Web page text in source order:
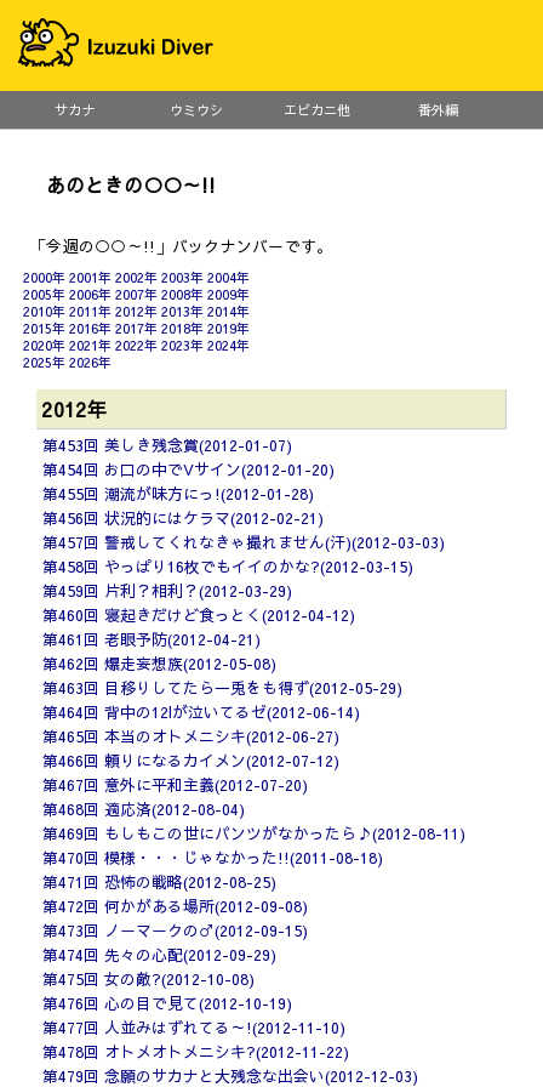
サカナ ウミウシ エビカニ他 番外編
あのときの○○～!!
「今週の○○～!!」バックナンバーです。
2000年 2001年 2002年 2003年 2004年
2005年 2006年 2007年 2008年 2009年
2010年 2011年 2012年 2013年 2014年
2015年 2016年 2017年 2018年 2019年
2020年 2021年 2022年 2023年 2024年
2025年 2026年
2012年
第453回 美しき残念賞(2012-01-07)
第454回 お口の中でVサイン(2012-01-20)
第455回 潮流が味方にっ!(2012-01-28)
第456回 状況的にはケラマ(2012-02-21)
第457回 警戒してくれなきゃ撮れません(汗)(2012-03-03)
第458回 やっぱり16枚でもイイのかな?(2012-03-15)
第459回 片利？相利？(2012-03-29)
第460回 寝起きだけど食っとく(2012-04-12)
第461回 老眼予防(2012-04-21)
第462回 爆走妄想族(2012-05-08)
第463回 目移りしてたら一兎をも得ず(2012-05-29)
第464回 背中の12lが泣いてるゼ(2012-06-14)
第465回 本当のオトメニシキ(2012-06-27)
第466回 頼りになるカイメン(2012-07-12)
第467回 意外に平和主義(2012-07-20)
第468回 適応済(2012-08-04)
第469回 もしもこの世にパンツがなかったら♪(2012-08-11)
第470回 模様・・・じゃなかった!!(2011-08-18)
第471回 恐怖の戦略(2012-08-25)
第472回 何かがある場所(2012-09-08)
第473回 ノーマークの♂(2012-09-15)
第474回 先々の心配(2012-09-29)
第475回 女の敵?(2012-10-08)
第476回 心の目で見て(2012-10-19)
第477回 人並みはずれてる～!(2012-11-10)
第478回 オトメオトメニシキ?(2012-11-22)
第479回 念願のサカナと大残念な出会い(2012-12-03)